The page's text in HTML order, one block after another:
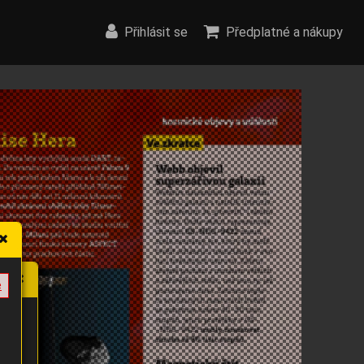
Přihlásit se Předplatné a nákupy